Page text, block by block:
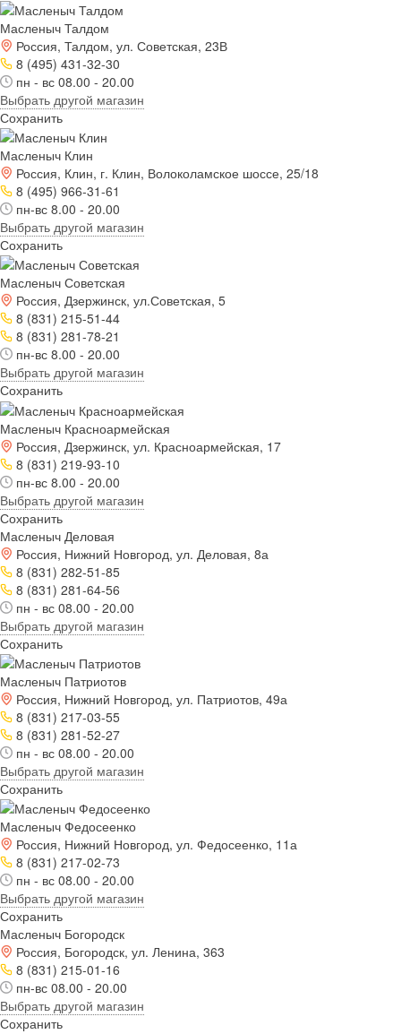
Масленыч Талдом
Россия, Талдом, ул. Советская, 23В
8 (495) 431-32-30
пн - вс 08.00 - 20.00
Выбрать другой магазин
Сохранить
Масленыч Клин
Россия, Клин, г. Клин, Волоколамское шоссе, 25/18
8 (495) 966-31-61
пн-вс 8.00 - 20.00
Выбрать другой магазин
Сохранить
Масленыч Советская
Россия, Дзержинск, ул.Советская, 5
8 (831) 215-51-44
8 (831) 281-78-21
пн-вс 8.00 - 20.00
Выбрать другой магазин
Сохранить
Масленыч Красноармейская
Россия, Дзержинск, ул. Красноармейская, 17
8 (831) 219-93-10
пн-вс 8.00 - 20.00
Выбрать другой магазин
Сохранить
Масленыч Деловая
Россия, Нижний Новгород, ул. Деловая, 8а
8 (831) 282-51-85
8 (831) 281-64-56
пн - вс 08.00 - 20.00
Выбрать другой магазин
Сохранить
Масленыч Патриотов
Россия, Нижний Новгород, ул. Патриотов, 49а
8 (831) 217-03-55
8 (831) 281-52-27
пн - вс 08.00 - 20.00
Выбрать другой магазин
Сохранить
Масленыч Федосеенко
Россия, Нижний Новгород, ул. Федосеенко, 11а
8 (831) 217-02-73
пн - вс 08.00 - 20.00
Выбрать другой магазин
Сохранить
Масленыч Богородск
Россия, Богородск, ул. Ленина, 363
8 (831) 215-01-16
пн-вс 08.00 - 20.00
Выбрать другой магазин
Сохранить